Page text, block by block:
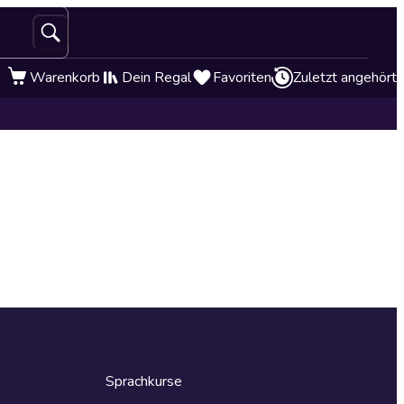
Warenkorb Dein Regal Favoriten Zuletzt angehört
Sprachkurse